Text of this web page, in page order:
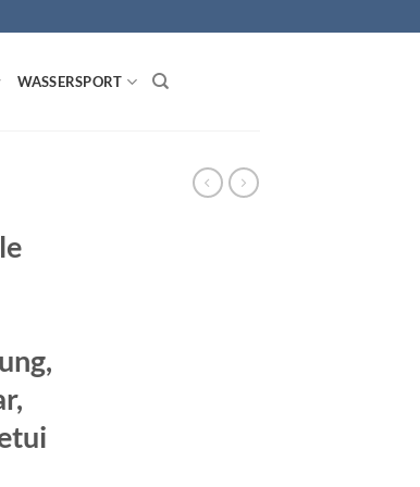
WASSERSPORT